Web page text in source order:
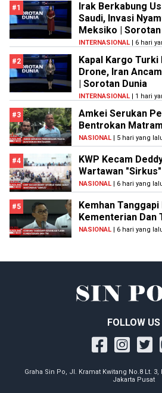
#1
Irak Berkabung
Saudi, Invasi
Meksiko | Sorotan
INTERNASIONAL | 6 hari
#2
Kapal Kargo
Drone, Iran
| Sorotan Dunia
INTERNASIONAL | 1 hari
#3
Amkei Serukan
Bentrokan
NASIONAL | 5 hari yang
#4
KWP Kecam
Wartawan "Sirkus"
NASIONAL | 6 hari yang
#5
Kemhan
Kementerian Dan
NASIONAL | 6 hari yang
FOLLOW US
Graha Sin Po, Jl. Kramat Kwitang No.8 Lt.
Jakarta Pusat